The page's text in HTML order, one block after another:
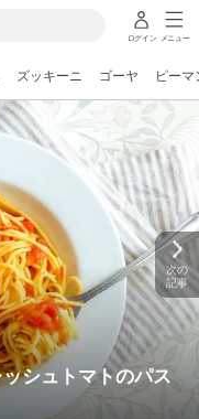
ログイン メニュー
ズッキーニ ゴーヤ ピーマ
シュトマトのパス
次の
記事